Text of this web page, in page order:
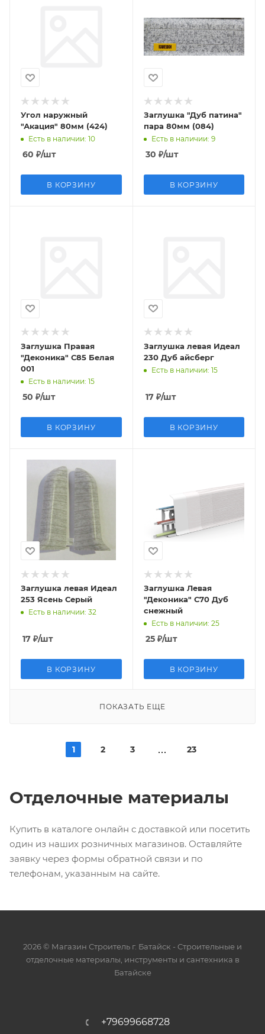
Угол наружный
"Акация" 80мм (424)
Есть в наличии: 10
60 ₽/шт
В КОРЗИНУ
Заглушка "Дуб патина"
пара 80мм (084)
Есть в наличии: 9
30 ₽/шт
В КОРЗИНУ
Заглушка Правая
"Деконика" С85 Белая
001
Есть в наличии: 15
50 ₽/шт
В КОРЗИНУ
Заглушка левая Идеал
230 Дуб айсберг
Есть в наличии: 15
17₽/шт
В КОРЗИНУ
Заглушка левая Идеал
253 Ясень Серый
Есть в наличии: 32
17 ₽/шт
В КОРЗИНУ
Заглушка Левая
"Деконика" С70 Дуб
снежный
Есть в наличии: 25
25₽/шт
В КОРЗИНУ
ПОКАЗАТЬ ЕЩЕ
1 2 3 23
Отделочные материалы
Купить в каталоге онлайн с доставкой или посетить
один из наших розничных магазинов. Оставляйте
заявку через формы обратной связи и по
телефонам, указанным на сайте.
2026 © Магазин Строитель г. Батайск - Cтроительные и
отделочные материалы, инструменты и сантехника в
Батайске
+79699668728